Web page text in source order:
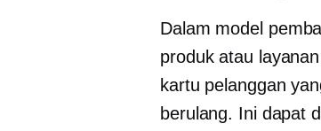
Dalam model
produk atau
kartu pelanggan
berulang. Ini dapat